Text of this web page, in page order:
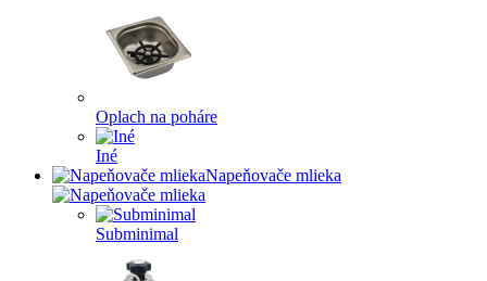
Oplach na poháre
Iné
Napeňovače mlieka
Subminimal